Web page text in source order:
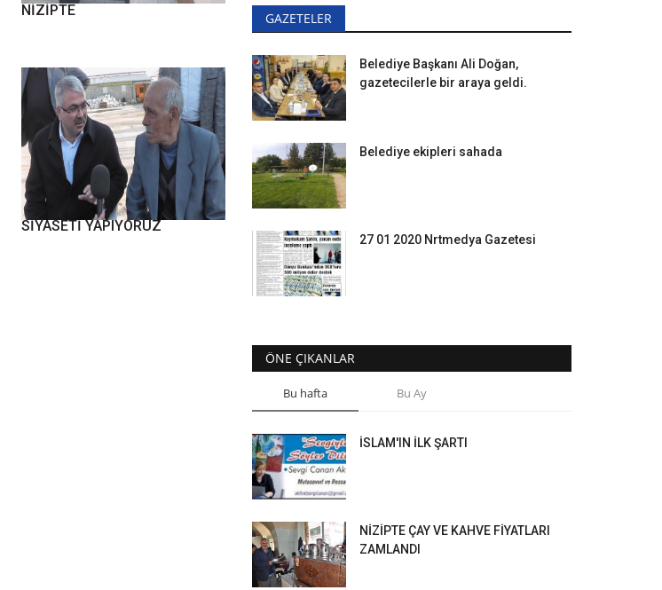
NİZİPTE
AKDOĞAN BİZ HİZMET
SİYASETİ YAPIYORUZ
GAZETELER
Belediye Başkanı Ali Doğan,
gazetecilerle bir araya geldi.
Belediye ekipleri sahada
27 01 2020 Nrtmedya Gazetesi
ÖNE ÇIKANLAR
Bu hafta Bu Ay
İSLAM'IN İLK ŞARTI
NİZİPTE ÇAY VE KAHVE FİYATLARI
ZAMLANDI